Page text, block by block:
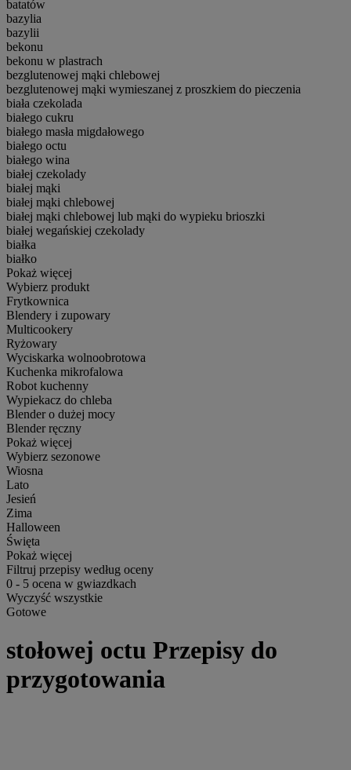
batatów
bazylia
bazylii
bekonu
bekonu w plastrach
bezglutenowej mąki chlebowej
bezglutenowej mąki wymieszanej z proszkiem do pieczenia
biała czekolada
białego cukru
białego masła migdałowego
białego octu
białego wina
białej czekolady
białej mąki
białej mąki chlebowej
białej mąki chlebowej lub mąki do wypieku brioszki
białej wegańskiej czekolady
białka
białko
Pokaż więcej
Wybierz produkt
Frytkownica
Blendery i zupowary
Multicookery
Ryżowary
Wyciskarka wolnoobrotowa
Kuchenka mikrofalowa
Robot kuchenny
Wypiekacz do chleba
Blender o dużej mocy
Blender ręczny
Pokaż więcej
Wybierz sezonowe
Wiosna
Lato
Jesień
Zima
Halloween
Święta
Pokaż więcej
Filtruj przepisy według oceny
0 - 5 ocena w gwiazdkach
Wyczyść wszystkie
Gotowe
stołowej octu Przepisy do
przygotowania